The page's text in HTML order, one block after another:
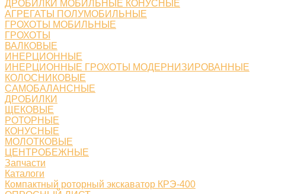
ДРОБИЛКИ МОБИЛЬНЫЕ КОНУСНЫЕ
АГРЕГАТЫ ПОЛУМОБИЛЬНЫЕ
ГРОХОТЫ МОБИЛЬНЫЕ
ГРОХОТЫ
ВАЛКОВЫЕ
ИНЕРЦИОННЫЕ
ИНЕРЦИОННЫЕ ГРОХОТЫ МОДЕРНИЗИРОВАННЫЕ
КОЛОСНИКОВЫЕ
САМОБАЛАНСНЫЕ
ДРОБИЛКИ
ЩЕКОВЫЕ
РОТОРНЫЕ
КОНУСНЫЕ
МОЛОТКОВЫЕ
ЦЕНТРОБЕЖНЫЕ
Запчасти
Каталоги
Компактный роторный экскаватор КРЭ-400